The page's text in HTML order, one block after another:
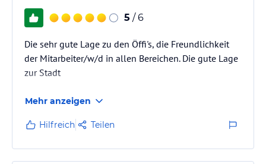
5 / 6
Die sehr gute Lage zu den Öffi's, die Freundlichkeit
der Mitarbeiter/w/d in allen Bereichen. Die gute Lage
zur Stadt
Mehr anzeigen
Hilfreich Teilen